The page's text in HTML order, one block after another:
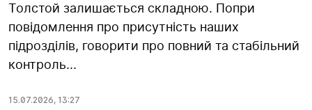
Толстой залишається складною. Попри
повідомлення про присутність наших
підрозділів, говорити про повний та стабільний
контроль...
15.07.2026, 13:27